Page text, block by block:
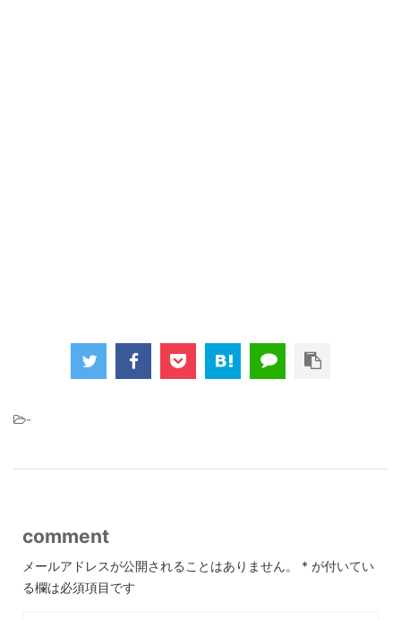
-
comment
メールアドレスが公開されることはありません。 * が付いてい
る欄は必須項目です